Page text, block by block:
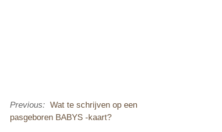
Previous: Wat te schrijven op een
pasgeboren BABYS -kaart?